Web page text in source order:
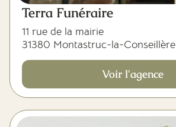
Terra Funéraire
11 rue de la mairie
31380 Montastruc-la-Conseillère
Voir l'agence